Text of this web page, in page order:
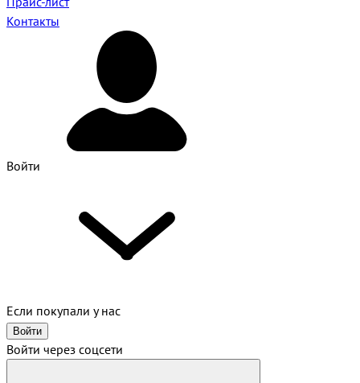
Контакты
Войти
Если покупали у нас
Войти
Войти через соцсети